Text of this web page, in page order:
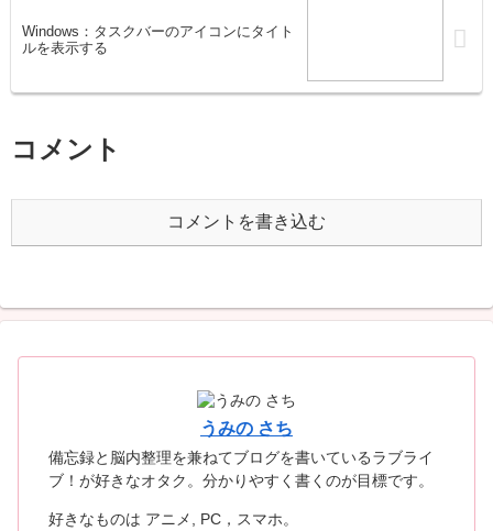
Windows：タスクバーのアイコンにタイト
ルを表示する
コメント
コメントを書き込む
うみの さち
備忘録と脳内整理を兼ねてブログを書いているラブライ
ブ！が好きなオタク。分かりやすく書くのが目標です。
好きなものは アニメ, PC，スマホ。